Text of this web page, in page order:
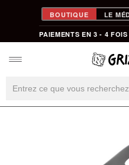
BOUTIQUE LE
PAIEMENTS EN 3 - 4